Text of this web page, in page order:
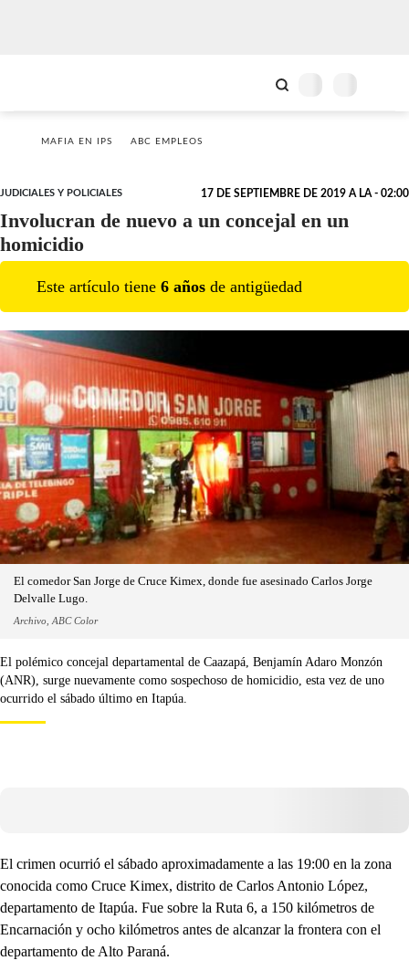
MAFIA EN IPS ABC EMPLEOS
JUDICIALES Y POLICIALES 17 DE SEPTIEMBRE DE 2019 A LA - 02:00
Involucran de nuevo a un concejal en un
homicidio
Este artículo tiene 6 años de antigüedad
El comedor San Jorge de Cruce Kimex, donde fue asesinado Carlos Jorge
Delvalle Lugo.
Archivo, ABC Color
El polémico concejal departamental de Caazapá, Benjamín Adaro Monzón
(ANR), surge nuevamente como sospechoso de homicidio, esta vez de uno
ocurrido el sábado último en Itapúa.
El crimen ocurrió el sábado aproximadamente a las 19:00 en la zona
conocida como Cruce Kimex, distrito de Carlos Antonio López,
departamento de Itapúa. Fue sobre la Ruta 6, a 150 kilómetros de
Encarnación y ocho kilómetros antes de alcanzar la frontera con el
departamento de Alto Paraná.